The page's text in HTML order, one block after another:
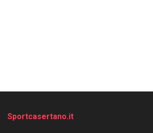
Sportcasertano.it